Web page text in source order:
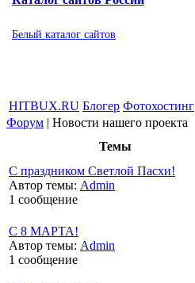
Белый каталог сайтов
HITBUX.RU Блогер Фотохостинг
Форум | Новости нашего проекта
Темы
С праздником Светлой Пасхи!
Автор темы: Admin
1 сообщение
С 8 МАРТА!
Автор темы: Admin
1 сообщение